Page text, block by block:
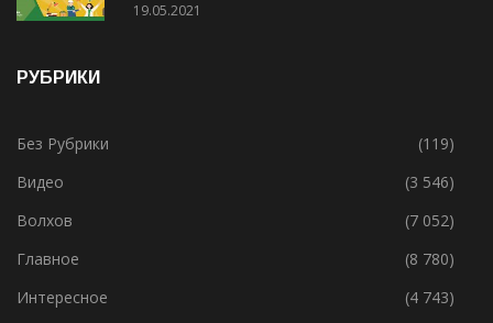
19.05.2021
РУБРИКИ
Без Рубрики
(119)
Видео
(3 546)
Волхов
(7 052)
Главное
(8 780)
Интересное
(4 743)